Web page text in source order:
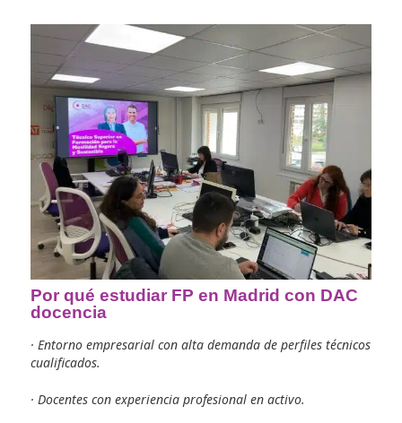
La metodología deDAC docencia
combina
práctico, acompañamiento docente continuo y
orientación profesional. Desde el primer
alumnado adquiere competencias técnicas y
transversales que mejoran significativamente su
empleabilidad, facilitando su incorporación al
laboral o la continuidad de su itinerario formativo.